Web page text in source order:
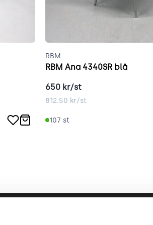
RBM
RBM Ana 4340SR blå
650 kr/st
812.50 kr/st
107 st